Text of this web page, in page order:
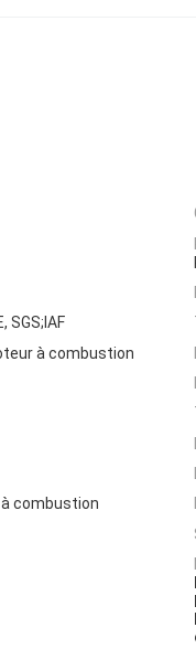
SGS;IAF
à combustion
combustion